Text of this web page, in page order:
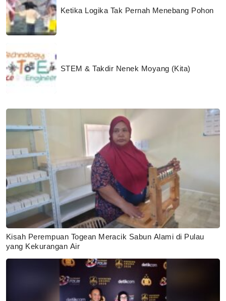
Ketika Logika Tak Pernah Menebang Pohon
STEM & Takdir Nenek Moyang (Kita)
Kisah Perempuan Togean Meracik Sabun Alami di Pulau
yang Kekurangan Air